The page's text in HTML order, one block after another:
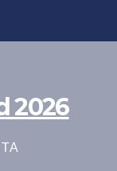
2026